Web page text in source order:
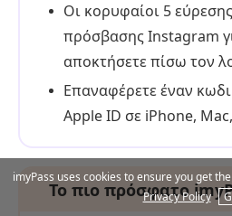
Οι κορυφαίοι 5
πρόσβασης Instagram
αποκτήσετε πίσω τον
Επαναφέρετε έναν
Apple ID σε iPhone,
Το πιο πρόσφατο
imyPass uses cookies to ensure you get
Privacy Policy